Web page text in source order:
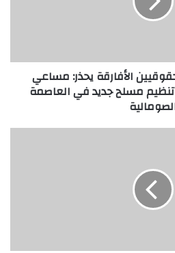
الأفارقة يحذر: مساعي
مسلح جديد في العاصمة